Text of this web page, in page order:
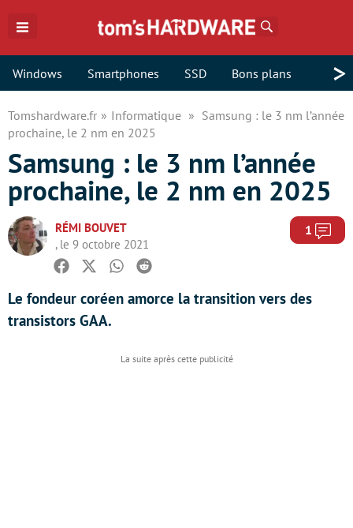
Windows Smartphones SSD Bons plans >
Tomshardware.fr Informatique
Samsung : le 3 nm l’année
prochaine, le 2 nm en 2025
Samsung : le 3 nm l’année
prochaine, le 2 nm en 2025
RÉMI BOUVET
, le 9 octobre 2021
1
Facebook
TwitterWhatsapp
Reddit
Le fondeur coréen amorce la transition vers des
transistors GAA.